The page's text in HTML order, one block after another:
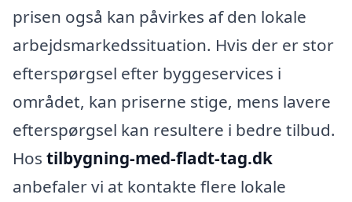
prisen også kan påvirkes af den lokale
arbejdsmarkedssituation. Hvis der er stor
efterspørgsel efter byggeservices i
området, kan priserne stige, mens lavere
efterspørgsel kan resultere i bedre tilbud.
Hos tilbygning-med-fladt-tag.dk
anbefaler vi at kontakte flere lokale